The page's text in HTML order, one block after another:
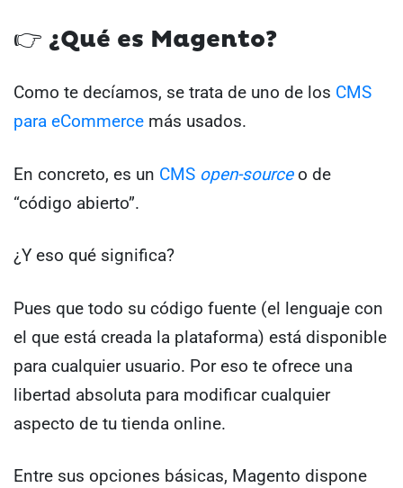
👉 ¿Qué es Magento?
Como te decíamos, se trata de uno de los CMS
para eCommerce más usados.
En concreto, es un CMS open-sourceo de
“código abierto”.
¿Y eso qué significa?
Pues que todo su código fuente (el lenguaje con
el que está creada la plataforma) está disponible
para cualquier usuario. Por eso te ofrece una
libertad absoluta para modificar cualquier
aspecto de tu tienda online.
Entre sus opciones básicas, Magento dispone